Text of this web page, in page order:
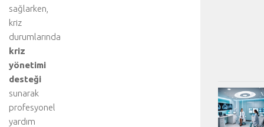
sağlarken,
kriz
durumlarında
kriz
yönetimi
desteği
sunarak
profesyonel
yardım